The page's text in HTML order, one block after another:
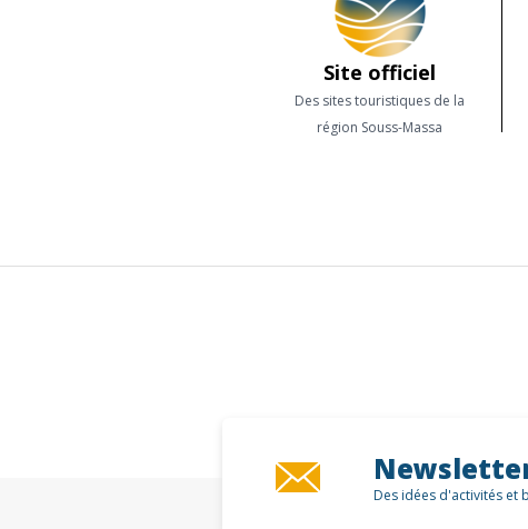
Site officiel
Des sites touristiques de la
région Souss-Massa
Des idées d'activités et